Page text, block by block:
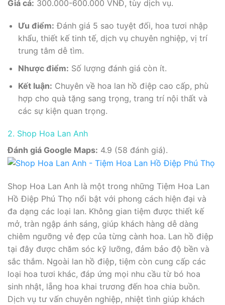
Giá cả: 300.000-600.000 VNĐ, tùy dịch vụ.
Ưu điểm: Đánh giá 5 sao tuyệt đối, hoa tươi nhập
khẩu, thiết kế tinh tế, dịch vụ chuyên nghiệp, vị trí
trung tâm dễ tìm.
Nhược điểm: Số lượng đánh giá còn ít.
Kết luận: Chuyên về hoa lan hồ điệp cao cấp, phù
hợp cho quà tặng sang trọng, trang trí nội thất và
các sự kiện quan trọng.
2. Shop Hoa Lan Anh
Đánh giá Google Maps: 4.9 (58 đánh giá).
Shop Hoa Lan Anh là một trong những Tiệm Hoa Lan
Hồ Điệp Phú Thọ nổi bật với phong cách hiện đại và
đa dạng các loại lan. Không gian tiệm được thiết kế
mở, tràn ngập ánh sáng, giúp khách hàng dễ dàng
chiêm ngưỡng vẻ đẹp của từng cành hoa. Lan hồ điệp
tại đây được chăm sóc kỹ lưỡng, đảm bảo độ bền và
sắc thắm. Ngoài lan hồ điệp, tiệm còn cung cấp các
loại hoa tươi khác, đáp ứng mọi nhu cầu từ bó hoa
sinh nhật, lẵng hoa khai trương đến hoa chia buồn.
Dịch vụ tư vấn chuyên nghiệp, nhiệt tình giúp khách